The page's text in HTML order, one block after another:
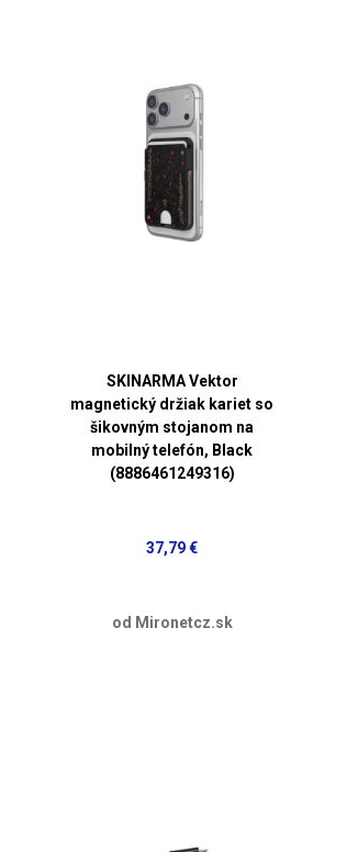
SKINARMA Vektor
magnetický držiak kariet so
šikovným stojanom na
mobilný telefón, Black
(8886461249316)
37,79 €
od Mironetcz.sk